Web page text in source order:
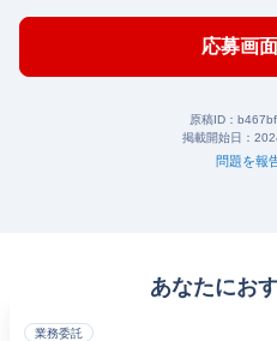
応募画
原稿ID：
掲載開始日：
問題を報
あなたにお
業務委託